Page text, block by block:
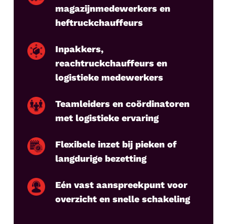
magazijnmedewerkers en
heftruckchauffeurs
Inpakkers,
reachtruckchauffeurs en
logistieke medewerkers
Teamleiders en coördinatoren
met logistieke ervaring
Flexibele inzet bij pieken of
langdurige bezetting
Eén vast aanspreekpunt voor
overzicht en snelle schakeling